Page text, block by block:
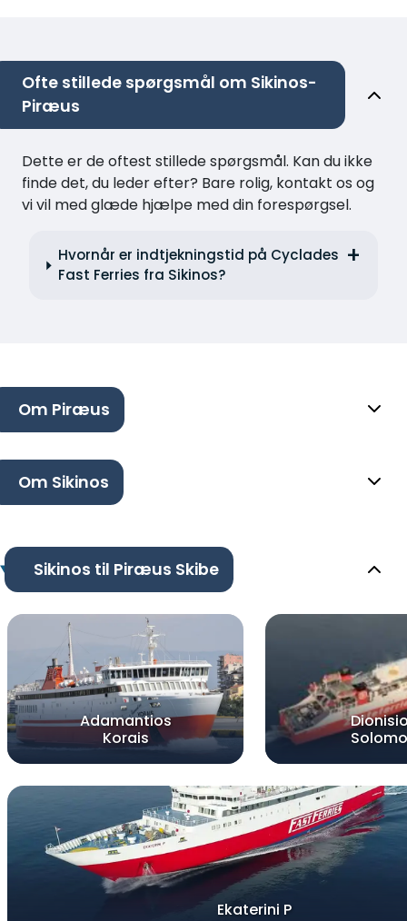
Ofte stillede spørgsmål om Sikinos-
Piræus
Dette er de oftest stillede spørgsmål. Kan du ikke
finde det, du leder efter? Bare rolig, kontakt os og
vi vil med glæde hjælpe med din forespørgsel.
Hvornår er indtjekningstid på Cyclades
Fast Ferries fra Sikinos?
Om Piræus
Om Sikinos
Sikinos til Piræus Skibe
Adamantios
Korais
Ekaterini P